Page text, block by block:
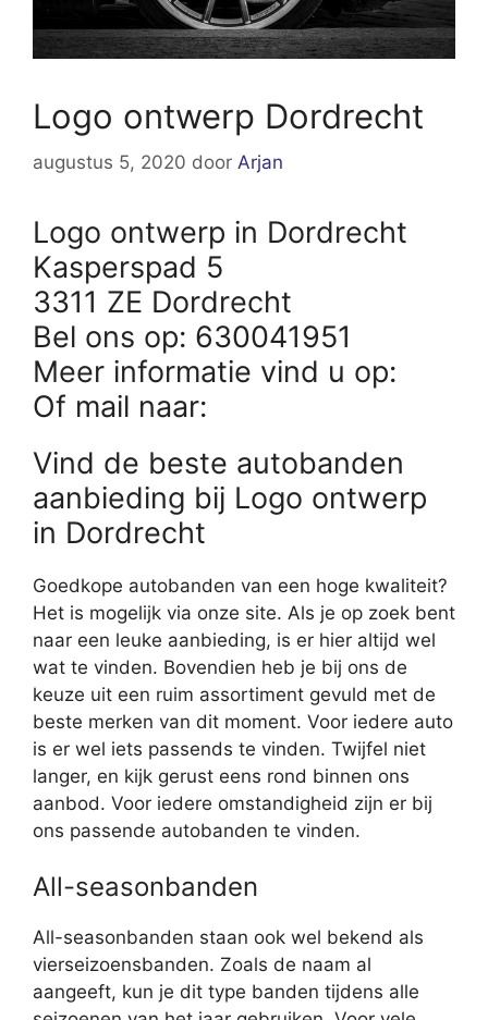
Logo ontwerp Dordrecht
augustus 5, 2020 door Arjan
Logo ontwerp in Dordrecht
Kasperspad 5
3311 ZE Dordrecht
Bel ons op: 630041951
Meer informatie vind u op:
Of mail naar:
Vind de beste autobanden
aanbieding bij Logo ontwerp
in Dordrecht
Goedkope autobanden van een hoge kwaliteit?
Het is mogelijk via onze site. Als je op zoek bent
naar een leuke aanbieding, is er hier altijd wel
wat te vinden. Bovendien heb je bij ons de
keuze uit een ruim assortiment gevuld met de
beste merken van dit moment. Voor iedere auto
is er wel iets passends te vinden. Twijfel niet
langer, en kijk gerust eens rond binnen ons
aanbod. Voor iedere omstandigheid zijn er bij
ons passende autobanden te vinden.
All-seasonbanden
All-seasonbanden staan ook wel bekend als
vierseizoensbanden. Zoals de naam al
aangeeft, kun je dit type banden tijdens alle